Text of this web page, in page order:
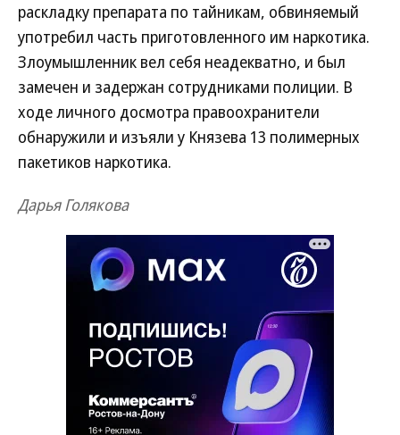
раскладку препарата по тайникам, обвиняемый
употребил часть приготовленного им наркотика.
Злоумышленник вел себя неадекватно, и был
замечен и задержан сотрудниками полиции. В
ходе личного досмотра правоохранители
обнаружили и изъяли у Князева 13 полимерных
пакетиков наркотика.
Дарья Голякова